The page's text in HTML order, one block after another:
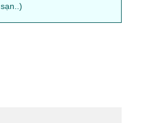
sạn..)